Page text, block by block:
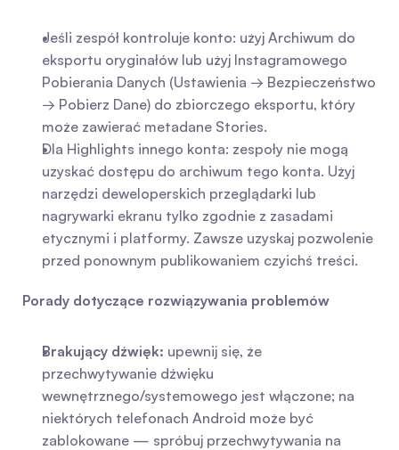
Jeśli zespół kontroluje konto: użyj Archiwum do
eksportu oryginałów lub użyj Instagramowego
Pobierania Danych (Ustawienia → Bezpieczeństwo
→ Pobierz Dane) do zbiorczego eksportu, który
może zawierać metadane Stories.
Dla Highlights innego konta: zespoły nie mogą
uzyskać dostępu do archiwum tego konta. Użyj
narzędzi deweloperskich przeglądarki lub
nagrywarki ekranu tylko zgodnie z zasadami
etycznymi i platformy. Zawsze uzyskaj pozwolenie
przed ponownym publikowaniem czyichś treści.
Porady dotyczące rozwiązywania problemów
Brakujący dźwięk: upewnij się, że
przechwytywanie dźwięku
wewnętrznego/systemowego jest włączone; na
niektórych telefonach Android może być
zablokowane — spróbuj przechwytywania na